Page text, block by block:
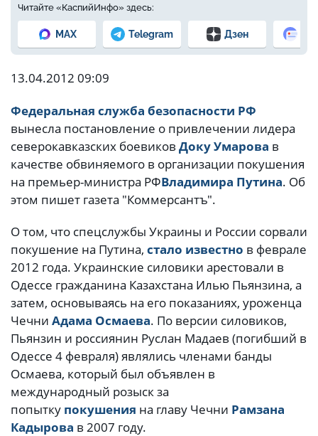
Читайте «КаспийИнфо» здесь:
MAX Telegram Дзен
13.04.2012 09:09
Федеральная служба безопасности РФ
вынесла постановление о привлечении лидера
северокавказских боевиков Доку Умарова в
качестве обвиняемого в организации покушения
на премьер-министра РФВладимира Путина. Об
этом пишет газета "Коммерсантъ".
О том, что спецслужбы Украины и России сорвали
покушение на Путина, стало известно в феврале
2012 года. Украинские силовики арестовали в
Одессе гражданина Казахстана Илью Пьянзина, а
затем, основываясь на его показаниях, уроженца
Чечни Адама Осмаева. По версии силовиков,
Пьянзин и россиянин Руслан Мадаев (погибший в
Одессе 4 февраля) являлись членами банды
Осмаева, который был объявлен в
международный розыск за
попытку покушения на главу Чечни Рамзана
Кадырова в 2007 году.